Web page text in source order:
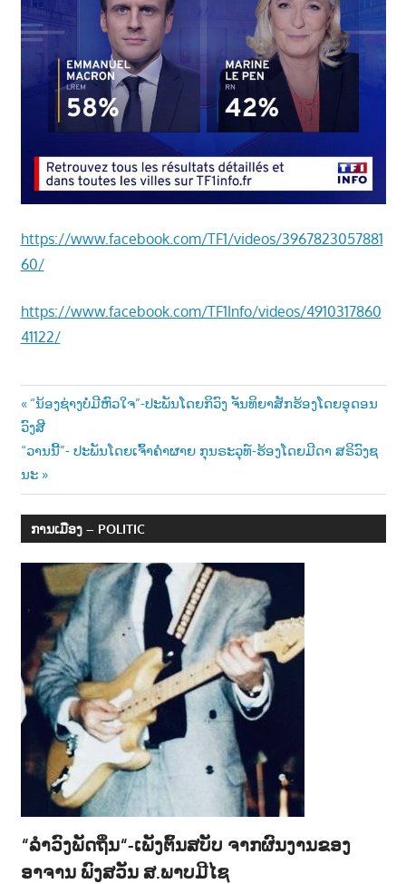
ນ
https://www.facebook.com/TF1/videos/3967823057881
60/
https://www.facebook.com/TF1Info/videos/4910317860
41122/
Post
navigation
Previous
Post:
“ນ້ອງຊ່າງບໍ່ມີຫົວໃຈ”-ປະພັນໂດຍກິວົງ ຈັນທິຍາສັກຮ້ອງໂດຍອຸດອນ
ວົງສີ
Next
Post:
“ວານນີ້”- ປະພັນໂດຍເຈົ້າຄຳຜາຍ ກຸນຣະວຸທ໌-ຮ້ອງໂດຍມີດາ ສຣິວົງຊ
ນະ
ການເມືອງ – POLITIC
“ລຳວົງພັດຖິ່ນ“-ເພັງຕົ້ນສບັບ ຈາກຜົນງານຂອງ
ອາຈານ ພົງສວັນ ສ.ພາບມີໄຊ